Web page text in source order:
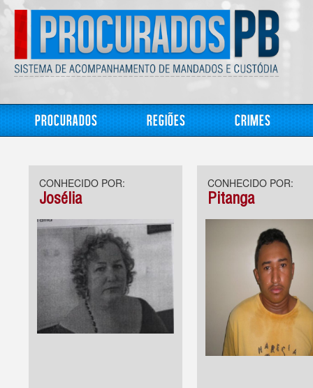
Procurados Regiões Crimes
CONHECIDO POR:
Josélia
CONHECIDO POR:
Pitanga